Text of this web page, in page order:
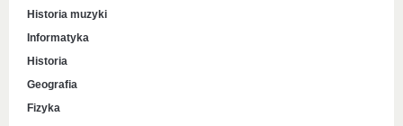
Historia muzyki
Informatyka
Historia
Geografia
Fizyka